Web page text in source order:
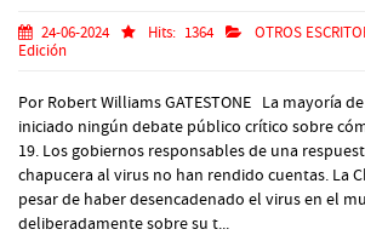
24-06-2024 Hits: 1364 OTROS
Edición
Por Robert Williams GATESTONE La mayoría
iniciado ningún debate público crítico sobre
19. Los gobiernos responsables de una
chapucera al virus no han rendido cuentas. La
pesar de haber desencadenado el virus en el
deliberadamente sobre su t...